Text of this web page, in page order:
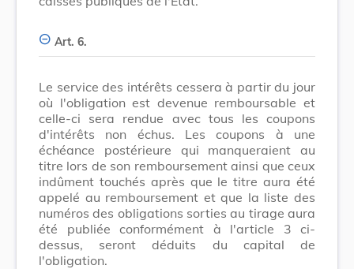
Art. 6.
Le service des intérêts cessera à partir du jour
où l'obligation est devenue remboursable et
celle-ci sera rendue avec tous les coupons
d'intérêts non échus. Les coupons à une
échéance postérieure qui manqueraient au
titre lors de son remboursement ainsi que ceux
indûment touchés après que le titre aura été
appelé au remboursement et que la liste des
numéros des obligations sorties au tirage aura
été publiée conformément à l'article 3 ci-
dessus, seront déduits du capital de
l'obligation.